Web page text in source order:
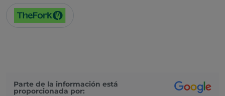
Parte de la información está
proporcionada por: